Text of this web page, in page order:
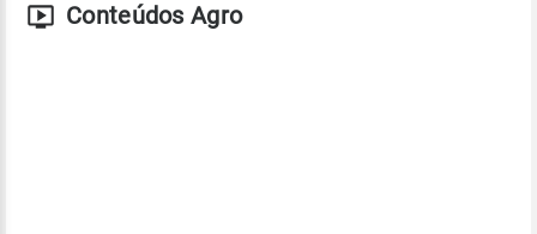
Conteúdos Agro